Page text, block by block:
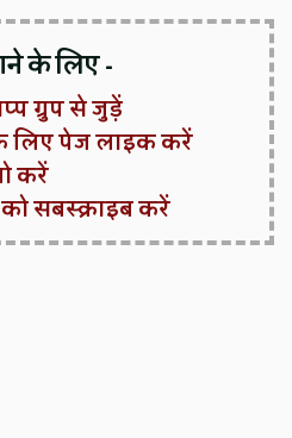
के लिए -
ग्रुप से जुड़ें
पेज लाइक करें
करें
सबस्क्राइब करें